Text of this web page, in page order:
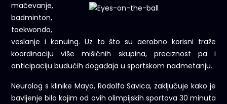
mačevanje,
badminton,
taekwondo,
veslanje i kanuing. Uz to što su aerobno korisni traže
koordinaciju više mišićnih skupina, preciznost pa i
anticipaciju budućih događaja u sportskom nadmetanju.
Neurolog s klinike Mayo, Rodolfo Savica, zaključuje kako je
bavljenje bilo kojim od ovih olimpijskih sportova 30 minuta